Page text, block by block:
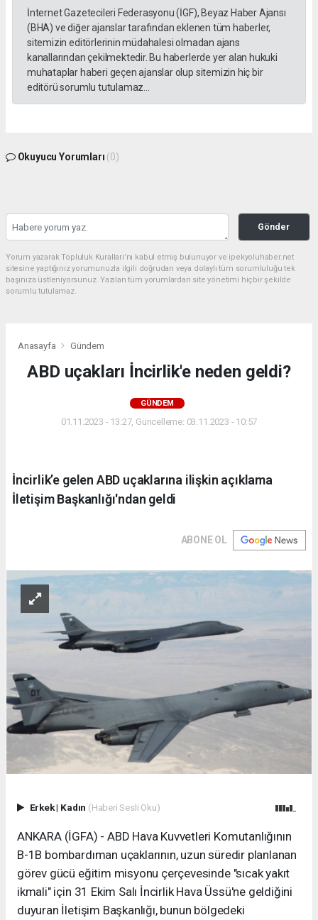
İnternet Gazetecileri Federasyonu (İGF), Beyaz Haber Ajansı
(BHA) ve diğer ajanslar tarafından eklenen tüm haberler,
sitemizin editörlerinin müdahalesi olmadan ajans
kanallarından çekilmektedir. Bu haberlerde yer alan hukuki
muhataplar haberi geçen ajanslar olup sitemizin hiç bir
editörü sorumlu tutulamaz...
Okuyucu Yorumları (0)
Gönder
Yorum yazarak Topluluk Kuralları’nı kabul etmiş bulunuyor ve ipekyoluhaber.net
sitesine yaptığınız yorumunuzla ilgili doğrudan veya dolaylı tüm sorumluluğu tek
başınıza üstleniyorsunuz. Yazılan tüm yorumlardan site yönetimi hiçbir şekilde
sorumlu tutulamaz.
Anasayfa Gündem
ABD uçakları İncirlik'e neden geldi?
GÜNDEM
01.11.2023 - 13:27, Güncelleme: 03.11.2023 - 10:57
İncirlik’e gelen ABD uçaklarına ilişkin açıklama
İletişim Başkanlığı'ndan geldi
ABONE OL
Erkek| Kadın (Haberi Sesli Oku)
ANKARA (İGFA) - ABD Hava Kuvvetleri Komutanlığının
B-1B bombardıman uçaklarının, uzun süredir planlanan
görev gücü eğitim misyonu çerçevesinde "sıcak yakıt
ikmali" için 31 Ekim Salı İncirlik Hava Üssü'ne geldiğini
duyuran İletişim Başkanlığı, bunun bölgedeki